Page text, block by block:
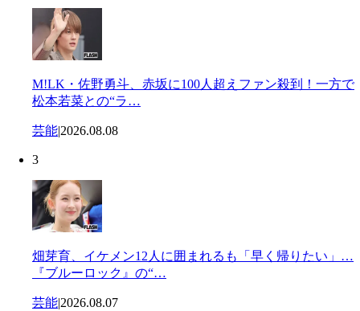
M!LK・佐野勇斗、赤坂に100人超えファン殺到！一方で
松本若菜との“ラ…
芸能|2026.08.08
3
畑芽育、イケメン12人に囲まれるも「早く帰りたい」…
『ブルーロック』の“…
芸能|2026.08.07